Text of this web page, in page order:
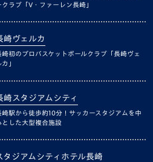
クラブ「V・ファーレン長崎」
崎ヴェルカ
崎初のプロバスケットボールクラブ「長崎ヴェ
カ」
崎スタジアムシティ
崎駅から徒歩約10分！サッカースタジアムを中
とした大型複合施設
タジアムシティホテル長崎